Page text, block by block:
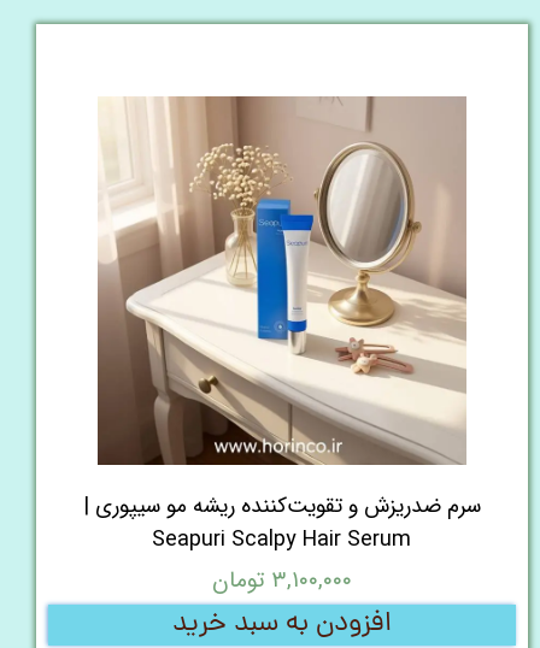
سرم ضدریزش و تقویت‌کننده ریشه مو سیپوری |
Seapuri Scalpy Hair Serum
۳,۱۰۰,۰۰۰ تومان
افزودن به سبد خرید